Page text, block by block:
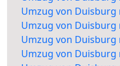
Umzug von Duisburg
Umzug von
Umzug von
Umzug von Duisburg